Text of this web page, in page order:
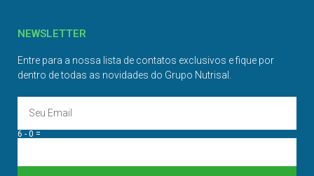
NEWSLETTER
Entre para a nossa lista de contatos exclusivos e fique por
dentro de todas as novidades do Grupo Nutrisal.
6 - 0 =